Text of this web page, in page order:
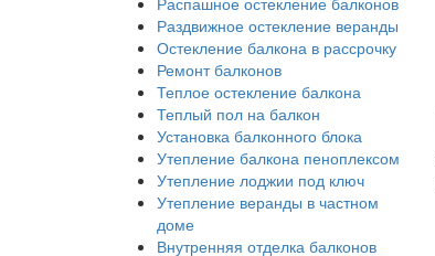
Раздвижное остекление веранды
Остекление балкона в рассрочку
Ремонт балконов
Теплое остекление балкона
Теплый пол на балкон
Установка балконного блока
Утепление балкона пеноплексом
Утепление лоджии под ключ
Утепление веранды в частном
доме
Внутренняя отделка балконов